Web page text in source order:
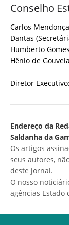
Conselho
Carlos
Dantas
Humberto
Hênio de
Diretor Executivo:
Endereço da
Saldanha da
Os artigos
seus autores,
deste jornal.
O nosso
agências Estado